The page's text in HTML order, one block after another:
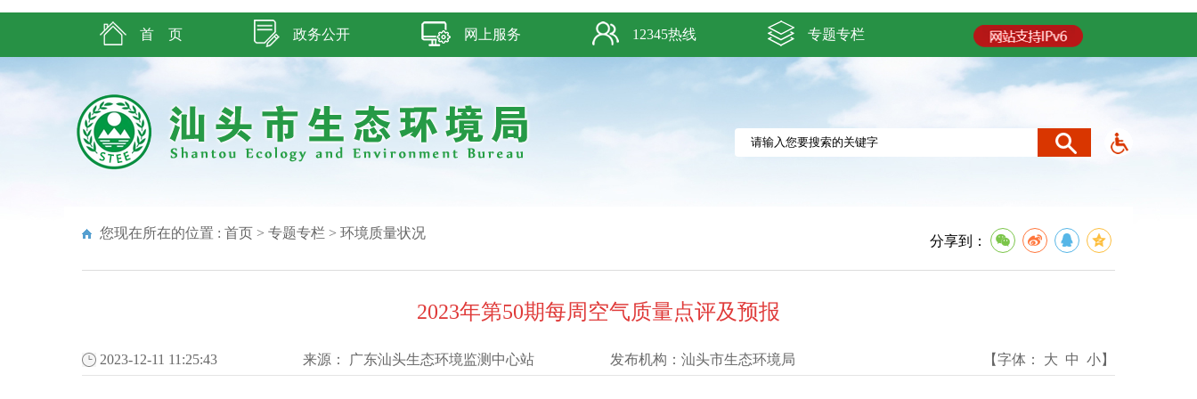
首 页 政务公开 网上服务 12345热线 专题专栏
您现在所在的位置 : 首页 > 专题专栏 > 环境质量状况
分享到：
2023年第50期每周空气质量点评及预报
2023-12-11 11:25:43 来源： 广东汕头生态环境监测中心站 发布机构： 汕头市生态环境局 【字体： 大 中 小】